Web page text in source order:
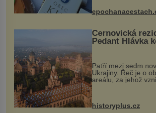
Černovická
Pedant Hlávka
Patří mezi sedm
Ukrajiny. Řeč je o
areálu, za jehož
český architekt
na něm dal
historyplus.cz